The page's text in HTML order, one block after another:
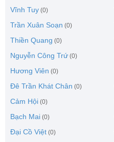
Vĩnh Tuy (0)
Trần Xuân Soạn (0)
Thiền Quang (0)
Nguyễn Công Trứ (0)
Hương Viên (0)
Đê Trần Khát Chân (0)
Cảm Hội (0)
Bạch Mai (0)
Đại Cồ Việt (0)